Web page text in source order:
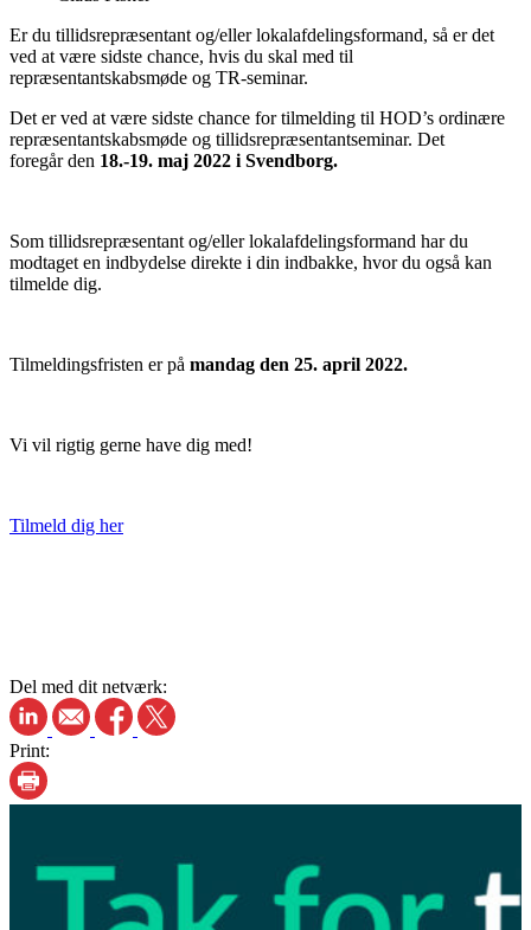
Er du tillidsrepræsentant og/eller lokalafdelingsformand, så er det
ved at være sidste chance, hvis du skal med til
repræsentantskabsmøde og TR-seminar.
Det er ved at være sidste chance for tilmelding til HOD’s ordinære
repræsentantskabsmøde og tillidsrepræsentantseminar. Det
foregår den 18.-19. maj 2022 i Svendborg.
Som tillidsrepræsentant og/eller lokalafdelingsformand har du
modtaget en indbydelse direkte i din indbakke, hvor du også kan
tilmelde dig.
Tilmeldingsfristen er på mandag den 25. april 2022.
Vi vil rigtig gerne have dig med!
Tilmeld dig her
Del med dit netværk:
Print: